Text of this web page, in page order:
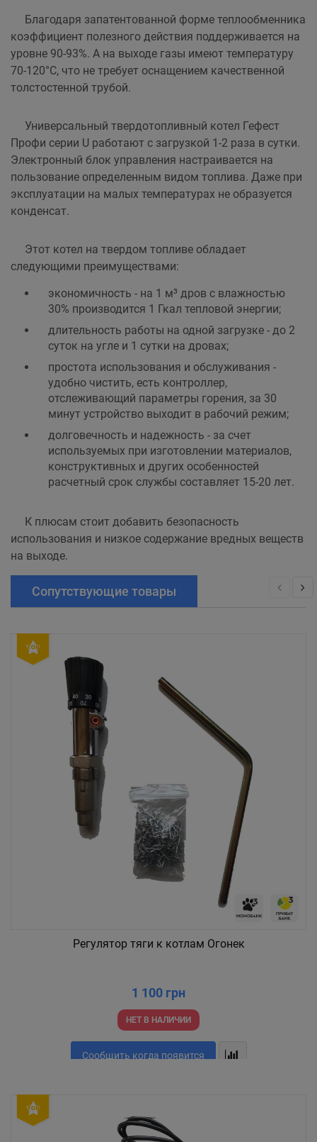
Благодаря запатентованной форме теплообменника
коэффициент полезного действия поддерживается на
уровне 90-93%. А на выходе газы имеют температуру
70-120°C, что не требует оснащением качественной
толстостенной трубой.
Универсальный твердотопливный котел Гефест
Профи серии U работают с загрузкой 1-2 раза в сутки.
Электронный блок управления настраивается на
пользование определенным видом топлива. Даже при
эксплуатации на малых температурах не образуется
конденсат.
Этот котел на твердом топливе обладает
следующими преимуществами:
экономичность - на 1 м³ дров с влажностью
30% производится 1 Гкал тепловой энергии;
длительность работы на одной загрузке - до 2
суток на угле и 1 сутки на дровах;
простота использования и обслуживания -
удобно чистить, есть контроллер,
отслеживающий параметры горения, за 30
минут устройство выходит в рабочий режим;
долговечность и надежность - за счет
используемых при изготовлении материалов,
конструктивных и других особенностей
расчетный срок службы составляет 15-20 лет.
К плюсам стоит добавить безопасность
использования и низкое содержание вредных веществ
на выходе.
Сопутствующие товары
Регулятор тяги к котлам Огонек
1 100 грн
НЕТ В НАЛИЧИИ
Сообщить когда появится